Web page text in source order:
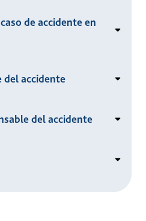
de accidente en
del accidente
del accidente